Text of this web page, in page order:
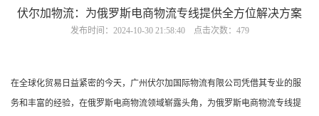
伏尔加物流：为俄罗斯电商物流专线提供全方位解决方案
发布时间：2024-10-30 21:58:40 点击次数：479
在全球化贸易日益紧密的今天，广州伏尔加国际物流有限公司凭借其专业的服
务和丰富的经验，在俄罗斯电商物流领域崭露头角，为俄罗斯电商物流专线提